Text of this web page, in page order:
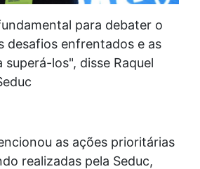
para debater o
desafios enfrentados e as
los", disse Raquel
as ações prioritárias
realizadas pela Seduc,